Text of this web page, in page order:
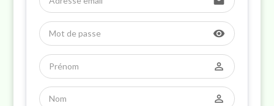
visibility
perm_identity
perm_identity